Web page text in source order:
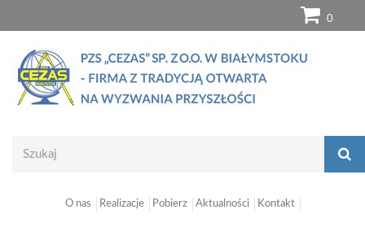
0
O nas Realizacje Pobierz Aktualności Kontakt